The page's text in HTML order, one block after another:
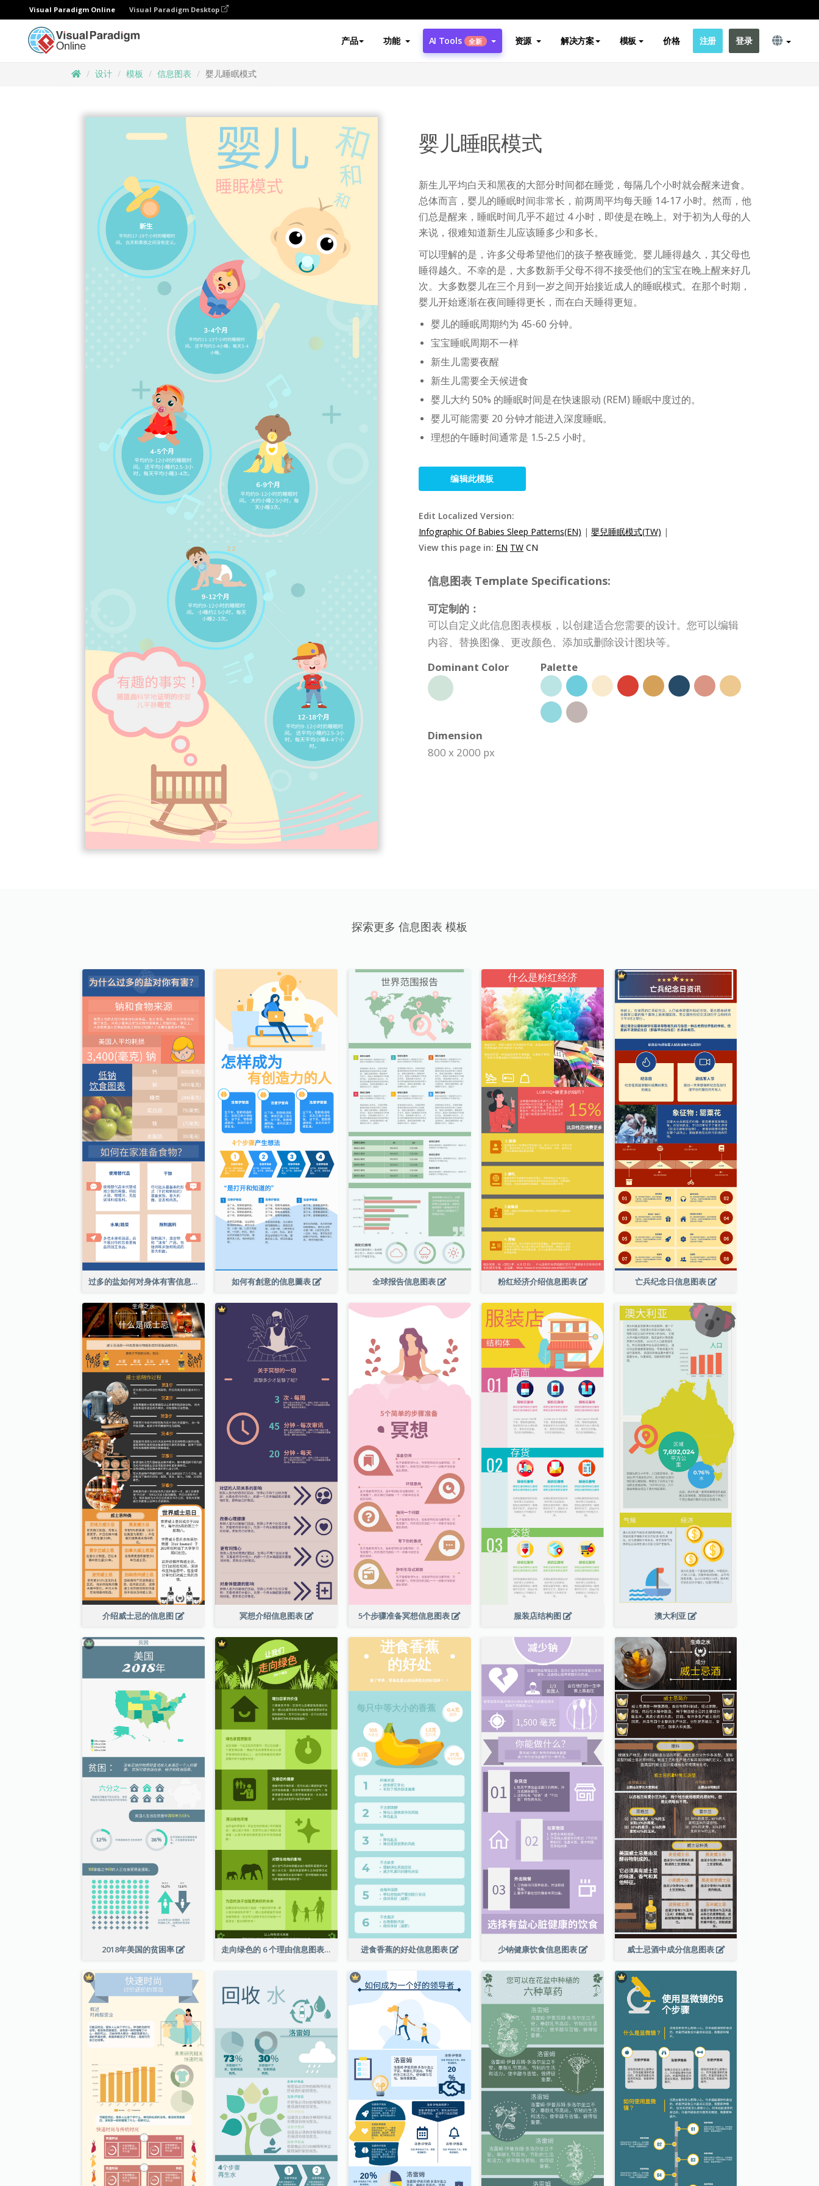
Visual Paradigm Online Visual Paradigm Desktop
产品 功能 AI Tools 全新 资源 解决方案 模板 价格 注册 登录
设计 模板 信息图表 婴儿睡眠模式
婴儿睡眠模式
新生儿平均白天和黑夜的大部分时间都在睡觉，每隔几个小时就会醒来进食。
总体而言，婴儿的睡眠时间非常长，前两周平均每天睡 14-17 小时。然而，他
们总是醒来，睡眠时间几乎不超过 4 小时，即使是在晚上。对于初为人母的人
来说，很难知道新生儿应该睡多少和多长。
可以理解的是，许多父母希望他们的孩子整夜睡觉。婴儿睡得越久，其父母也
睡得越久。不幸的是，大多数新手父母不得不接受他们的宝宝在晚上醒来好几
次。大多数婴儿在三个月到一岁之间开始接近成人的睡眠模式。在那个时期，
婴儿开始逐渐在夜间睡得更长，而在白天睡得更短。
婴儿的睡眠周期约为 45-60 分钟。
宝宝睡眠周期不一样
新生儿需要夜醒
新生儿需要全天候进食
婴儿大约 50% 的睡眠时间是在快速眼动 (REM) 睡眠中度过的。
婴儿可能需要 20 分钟才能进入深度睡眠。
理想的午睡时间通常是 1.5-2.5 小时。
编辑此模板
Edit Localized Version:
Infographic Of Babies Sleep Patterns(EN) | 嬰兒睡眠模式(TW) |
View this page in: EN TW CN
信息图表 Template Specifications:
可定制的：
可以自定义此信息图表模板，以创建适合您需要的设计。您可以编辑
内容、替换图像、更改颜色、添加或删除设计图块等。
Dominant Color
Palette
Dimension
800 x 2000 px
探索更多 信息图表 模板
过多的盐如何对身体有害信息图表 如何有創意的信息圖表 全球报告信息图表 粉红经济介绍信息图表 亡兵纪念日信息图表
介绍威士忌的信息图 冥想介绍信息图表 5个步骤准备冥想信息图表 服装店结构图 澳大利亚
2018年美国的贫困率 走向绿色的 6 个理由信息图表 进食香蕉的好处信息图表 少钠健康饮食信息图表 威士忌酒中成分信息图表